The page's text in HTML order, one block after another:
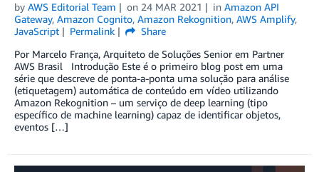
by AWS Editorial Team on 24 MAR 2021 in Amazon API
Gateway, Amazon Cognito, Amazon Rekognition, AWS Amplify,
JavaScript
Permalink
Share
Por Marcelo França, Arquiteto de Soluções Senior em Partner
AWS Brasil Introdução Este é o primeiro blog post em uma
série que descreve de ponta-a-ponta uma solução para análise
(etiquetagem) automática de conteúdo em vídeo utilizando
Amazon Rekognition – um serviço de deep learning (tipo
específico de machine learning) capaz de identificar objetos,
eventos […]